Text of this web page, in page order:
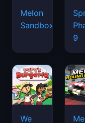
Melon
Sandbox
9
We